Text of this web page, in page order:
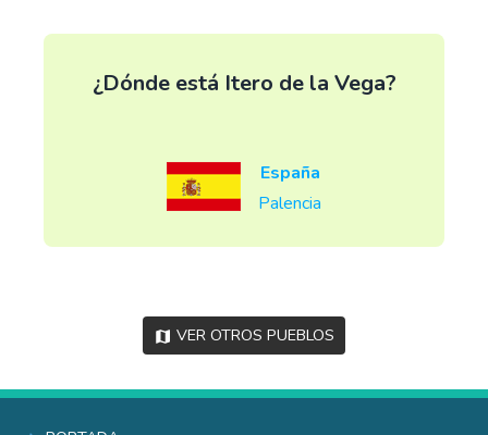
¿Dónde está Itero de la Vega?
España
Palencia
Ver otros pueblos